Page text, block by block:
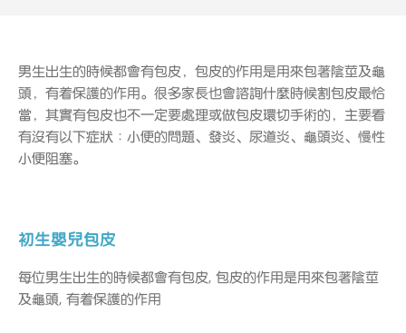
男生出生的時候都會有包皮，包皮的作用是用來包著陰莖及龜
頭，有着保護的作用。很多家長也會諮詢什麼時候割包皮最恰
當，其實有包皮也不一定要處理或做包皮環切手術的，主要看
有沒有以下症狀︰小便的問題、發炎、尿道炎、龜頭炎、慢性
小便阻塞。
初生嬰兒包皮
每位男生出生的時候都會有包皮, 包皮的作用是用來包著陰莖
及龜頭, 有着保護的作用